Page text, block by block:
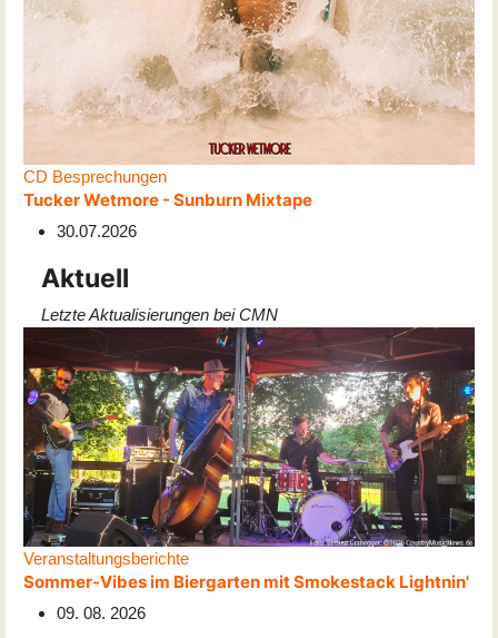
CD Besprechungen
Tucker Wetmore - Sunburn Mixtape
30.07.2026
Aktuell
Letzte Aktualisierungen bei CMN
Veranstaltungsberichte
Sommer-Vibes im Biergarten mit Smokestack Lightnin'
09. 08. 2026